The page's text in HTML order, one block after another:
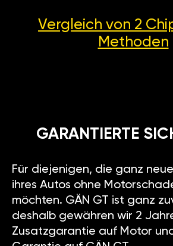
Vergleich von 2
Methoden
GARANTIERTE
Für diejenigen, die ganz
ihres Autos ohne
möchten. GÄN GT ist ganz
deshalb gewähren wir 2
Zusatzgarantie auf Motor